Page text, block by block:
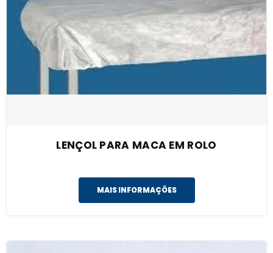
LENÇOL PARA MACA EM ROLO
MAIS INFORMAÇÕES